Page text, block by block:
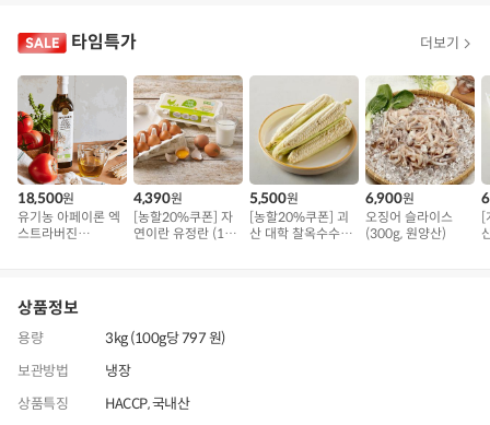
타임특가 더보기
18,500원
유기농 아페이론 엑
스트라버진
4,390원
[농할20%쿠폰] 자
연이란 유정란 (10
5,500원
[농할20%쿠폰] 괴
산 대학 찰옥수수 5
6,900원
오징어 슬라이스
(300g, 원양산)
[
상품정보
용량
3kg (100g당 797 원)
보관방법
냉장
상품특징
HACCP, 국내산